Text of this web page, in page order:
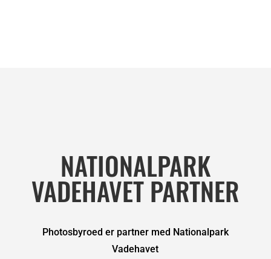
NATIONALPARK
VADEHAVET PARTNER
Photosbyroed er partner med Nationalpark
Vadehavet